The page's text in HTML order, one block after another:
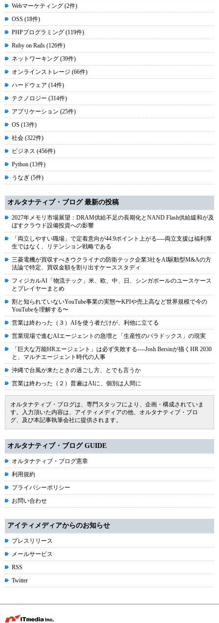
Webマーケティング (2件)
OSS (18件)
PHPプログラミング (119件)
Ruby on Rails (126件)
ネットワーキング (39件)
オンラインストレージ (66件)
ハードウェア (14件)
テクノロジー (314件)
アプリケーション (25件)
OS (13件)
社会 (322件)
ビジネス (456件)
Python (13件)
うなぎ (5件)
オルタナティブ・ブログ 最新の投稿
2027年メモリ市場展望：DRAM供給不足の長期化とNAND Flash供給緩和が及
ぼすクラウド設備投資への影響
「両立しやすい職場」で定着意向が44.9ポイント上がる----両立支援は福利厚
生ではなく、リテンション戦略である
三菱電機が買収すべきウクライナの防衛テック企業3社をAI駆動型M&Aの方
法論で特定、買収金額を割り出すケーススタディ
フィジカルAI「物流テック」米、欧、中、日、シンガポールのユースケース
とプレイヤーまとめ
割と知られていないYouTube事業の実態〜KPIや売上高など世界規模で今の
YouTubeを理解する〜
営業は終わった（３）AIを使う者だけが、利他に立てる
営業現場で進むAIエージェントの急増と「生産性のパラドックス」の現実
「巨大な万能HRエージェント」は必ず失敗する----Josh Bersinが描くHR 2030
と、マルチエージェント時代の人事
沖縄で台風が来たときの過ごし方、とでも言うか
営業は終わった（２）普遍はAIに、個別は人間に
オルタナティブ・ブログは、専門スタッフにより、企画・構成されていま
す。入力頂いた内容は、アイティメディアの他、オルタナティブ・ブロ
グ、及び本記事執筆会社に提供されます。
オルタナティブ・ブログ GUIDE
オルタナティブ・ブログ憲章
利用規約
プライバシーポリシー
お問い合わせ
アイティメディアからのお知らせ
プレスリリース
メールサービス
RSS
Twitter